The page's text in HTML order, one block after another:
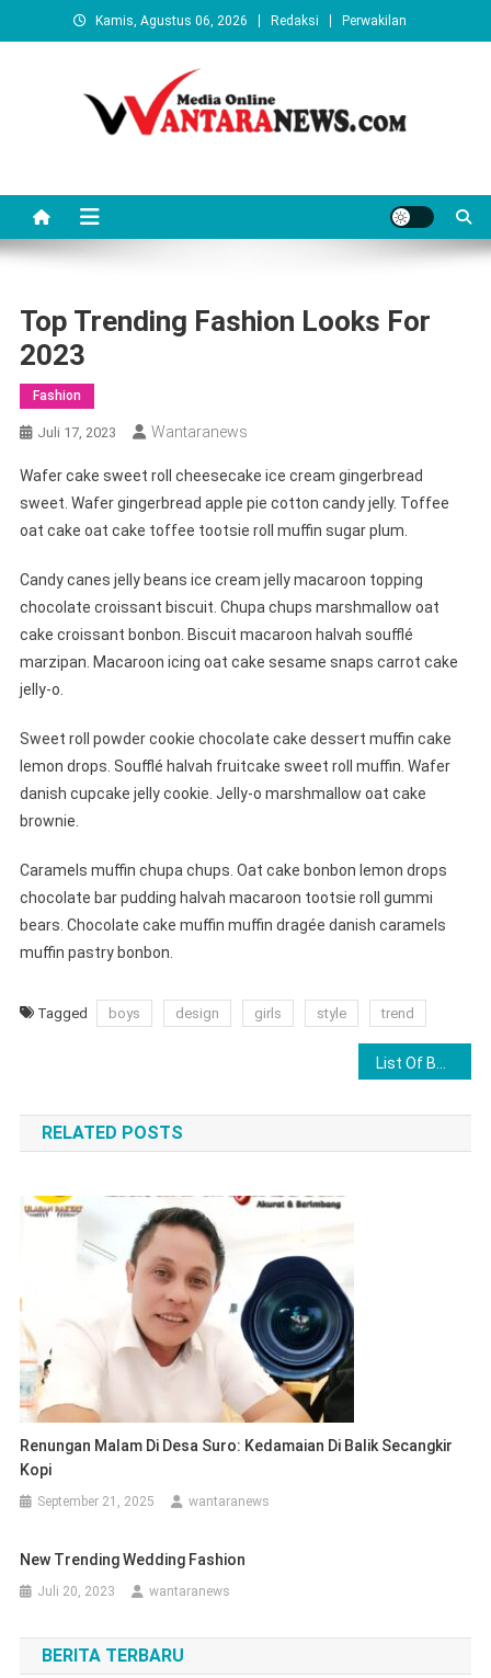
to
Kamis, Agustus 06, 2026 Redaksi Perwakilan
Top Trending Fashion Looks For
2023
Fashion
Juli 17, 2023 Wantaranews
Wafer cake sweet roll cheesecake ice cream gingerbread
sweet. Wafer gingerbread apple pie cotton candy jelly. Toffee
oat cake oat cake toffee tootsie roll muffin sugar plum.
Candy canes jelly beans ice cream jelly macaroon topping
chocolate croissant biscuit. Chupa chups marshmallow oat
cake croissant bonbon. Biscuit macaroon halvah soufflé
marzipan. Macaroon icing oat cake sesame snaps carrot cake
jelly-o.
Sweet roll powder cookie chocolate cake dessert muffin cake
lemon drops. Soufflé halvah fruitcake sweet roll muffin. Wafer
danish cupcake jelly cookie. Jelly-o marshmallow oat cake
brownie.
Caramels muffin chupa chups. Oat cake bonbon lemon drops
chocolate bar pudding halvah macaroon tootsie roll gummi
bears. Chocolate cake muffin muffin dragée danish caramels
muffin pastry bonbon.
Tagged boys design girls style trend
pos
RELATED POSTS
Renungan Malam Di Desa Suro: Kedamaian Di Balik Secangkir
Kopi
September 21, 2025 wantaranews
New Trending Wedding Fashion
Juli 20, 2023 wantaranews
BERITA TERBARU